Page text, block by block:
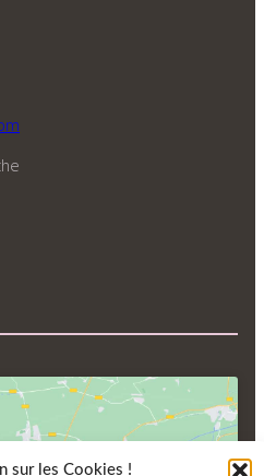
sur les Cookies !